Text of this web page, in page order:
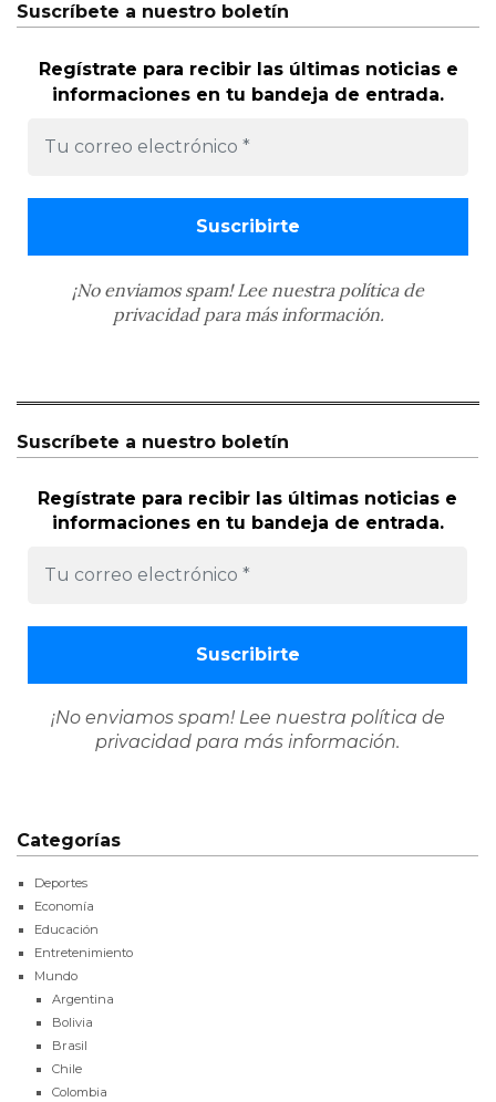
Suscríbete a nuestro boletín
Regístrate para recibir las últimas noticias e
informaciones en tu bandeja de entrada.
¡No enviamos spam! Lee nuestra política de
privacidadpara más información.
Suscríbete a nuestro boletín
Regístrate para recibir las últimas noticias e
informaciones en tu bandeja de entrada.
¡No enviamos spam! Lee nuestra política de
privacidad para más información.
Categorías
Deportes
Economía
Educación
Entretenimiento
Mundo
Argentina
Bolivia
Brasil
Chile
Colombia